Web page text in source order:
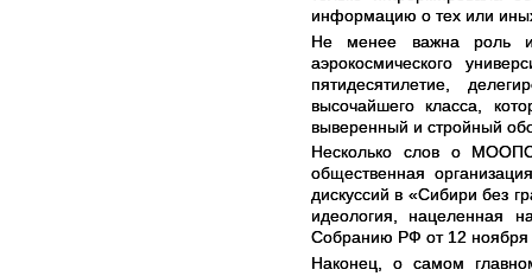
информацию о тех или
Не менее важна роль и
аэрокосмического
пятидесятилетие,
высочайшего класса,
выверенный и стройный
Несколько слов о
общественная
дискуссий в «Сибири без
идеология, нацеленная
Собранию РФ от 12 ноября
Наконец, о самом